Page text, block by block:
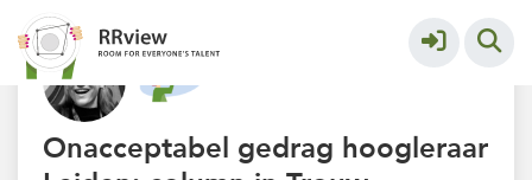
Nieuwsrubriek
Onacceptabel gedrag hoogleraar